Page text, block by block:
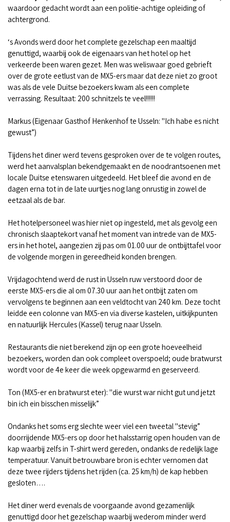
waardoor gedacht wordt aan een politie-achtige opleiding of
achtergrond.
‘s Avonds werd door het complete gezelschap een maaltijd
genuttigd, waarbij ook de eigenaars van het hotel op het
verkeerde been waren gezet. Men was weliswaar goed gebrieft
over de grote eetlust van de MX5-ers maar dat deze niet zo groot
was als de vele Duitse bezoekers kwam als een complete
verrassing. Resultaat: 200 schnitzels te veel!!!!!!
Markus (Eigenaar Gasthof Henkenhof te Usseln: "Ich habe es nicht
gewust”)
Tijdens het diner werd tevens gesproken over de te volgen routes,
werd het aanvalsplan bekendgemaakt en de noodrantsoenen met
locale Duitse etenswaren uitgedeeld. Het bleef die avond en de
dagen erna tot in de late uurtjes nog lang onrustig in zowel de
eetzaal als de bar.
Het hotelpersoneel was hier niet op ingesteld, met als gevolg een
chronisch slaaptekort vanaf het moment van intrede van de MX5-
ers in het hotel, aangezien zij pas om 01.00 uur de ontbijttafel voor
de volgende morgen in gereedheid konden brengen.
Vrijdagochtend werd de rust in Usseln ruw verstoord door de
eerste MX5-ers die al om 07.30 uur aan het ontbijt zaten om
vervolgens te beginnen aan een veldtocht van 240 km. Deze tocht
leidde een colonne van MX5-en via diverse kastelen, uitkijkpunten
en natuurlijk Hercules (Kassel) terug naar Usseln.
Restaurants die niet berekend zijn op een grote hoeveelheid
bezoekers, worden dan ook compleet overspoeld; oude bratwurst
wordt voor de 4e keer die week opgewarmd en geserveerd.
Ton (MX5-er en bratwurst eter): "die wurst war nicht gut und jetzt
bin ich ein bisschen misselijk”
Ondanks het soms erg slechte weer viel een tweetal "stevig”
doorrijdende MX5-ers op door het halsstarrig open houden van de
kap waarbij zelfs in T-shirt werd gereden, ondanks de redelijk lage
temperatuur. Vanuit betrouwbare bron is echter vernomen dat
deze twee rijders tijdens het rijden (ca. 25 km/h) de kap hebben
gesloten….
Het diner werd evenals de voorgaande avond gezamenlijk
genuttigd door het gezelschap waarbij wederom minder werd